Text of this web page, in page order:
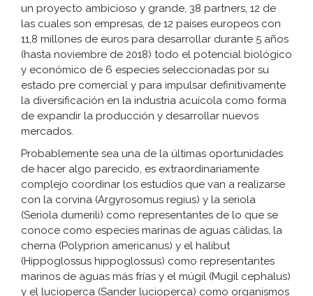
un proyecto ambicioso y grande, 38 partners, 12 de
las cuales son empresas, de 12 países europeos con
11,8 millones de euros para desarrollar durante 5 años
(hasta noviembre de 2018) todo el potencial biológico
y económico de 6 especies seleccionadas por su
estado pre comercial y para impulsar definitivamente
la diversificación en la industria acuícola como forma
de expandir la producción y desarrollar nuevos
mercados.
Probablemente sea una de la últimas oportunidades
de hacer algo parecido, es extraordinariamente
complejo coordinar los estudios que van a realizarse
con la corvina (Argyrosomus regius) y la seriola
(Seriola dumerili) como representantes de lo que se
conoce como especies marinas de aguas cálidas, la
cherna (Polyprion americanus) y el halibut
(Hippoglossus hippoglossus) como representantes
marinos de aguas más frías y el múgil (Mugil cephalus)
y el lucioperca (Sander lucioperca) como organismos